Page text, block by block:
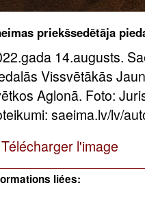
priekšsedētāja
14.augusts.
Vissvētākās
Aglonā. Foto:
saeima.lv/lv/
Télécharger l'image
liées: